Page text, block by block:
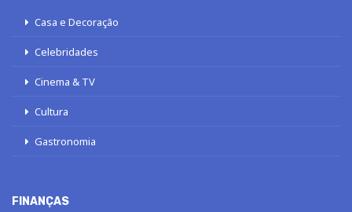
Casa e Decoração
Celebridades
Cinema & TV
Cultura
Gastronomia
FINANÇAS